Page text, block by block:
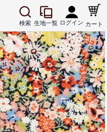
検索 生地一覧 ログイン カート